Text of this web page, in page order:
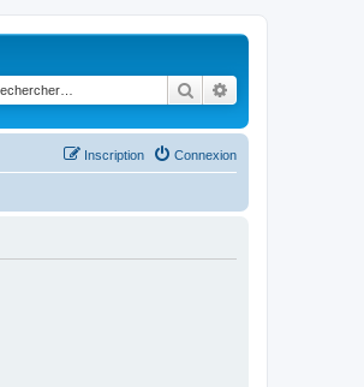
Rechercher
Connexion
Inscription